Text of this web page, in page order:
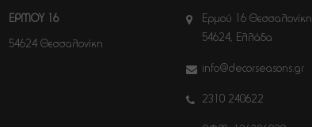
ΕΡΜΟΥ 16
54624 Θεσσαλονίκη
Ερμού 16 Θεσσαλονίκη
54624, Ελλάδα
info@decorseasons.gr
2310 240622